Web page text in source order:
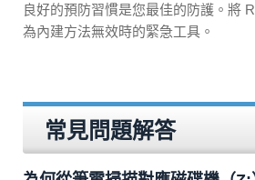
良好的預防習慣是您最佳的防護。將
為內建方法無效時的緊急工具。
常見問題解答